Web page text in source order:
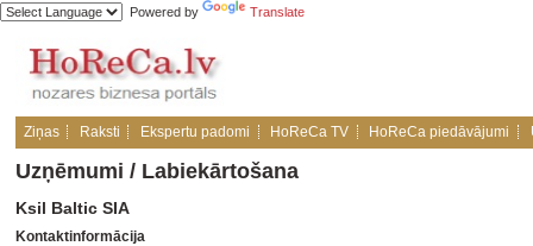
Powered by Translate
Ziņas Raksti Ekspertu padomi HoReCa TV HoReCa piedāvājumi
Uzņēmumi / Labiekārtošana
Ksil Baltic SIA
Kontaktinformācija